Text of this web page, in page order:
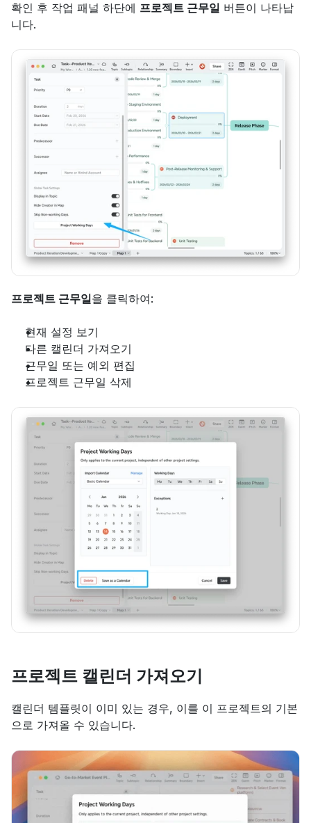
확인 후 작업 패널 하단에 프로젝트 근무일 버튼이 나타납
니다.
프로젝트 근무일을 클릭하여:
현재 설정 보기
다른 캘린더 가져오기
근무일 또는 예외 편집
프로젝트 근무일 삭제
프로젝트 캘린더 가져오기
캘린더 템플릿이 이미 있는 경우, 이를 이 프로젝트의 기본
으로 가져올 수 있습니다.